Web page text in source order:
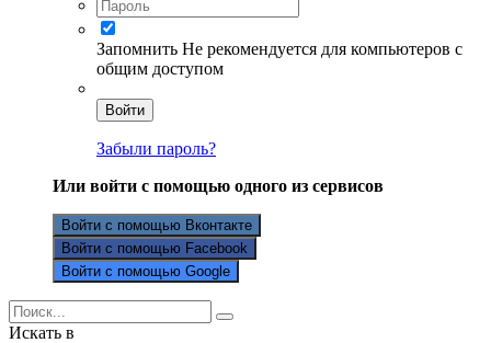
Запомнить Не рекомендуется для компьютеров с
общим доступом
Войти
Забыли пароль?
Или войти с помощью одного из сервисов
Войти с помощью Вконтакте
Войти с помощью Facebook
Войти с помощью Google
Искать в